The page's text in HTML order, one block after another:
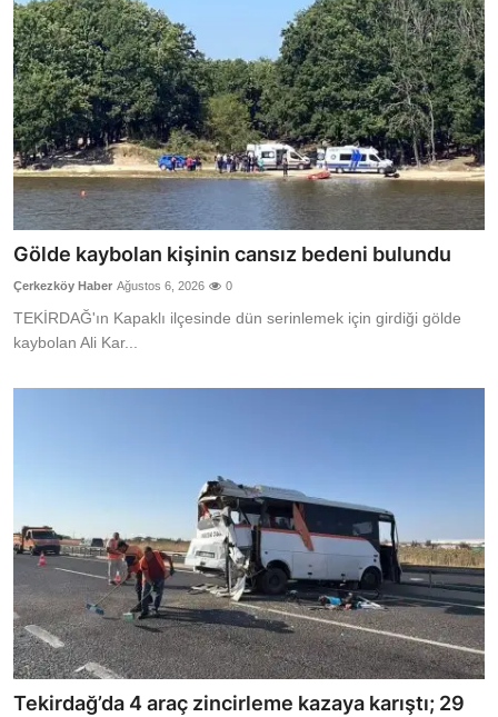
Gölde kaybolan kişinin cansız bedeni bulundu
Çerkezköy Haber Ağustos 6, 2026 0
TEKİRDAĞ'ın Kapaklı ilçesinde dün serinlemek için girdiği gölde
kaybolan Ali Kar...
Tekirdağ’da 4 araç zincirleme kazaya karıştı; 29